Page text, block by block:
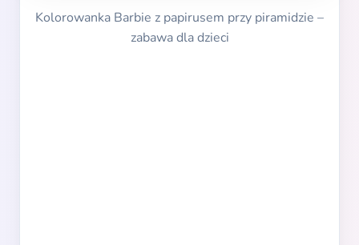
Kolorowanka Barbie z papirusem przy piramidzie –
zabawa dla dzieci